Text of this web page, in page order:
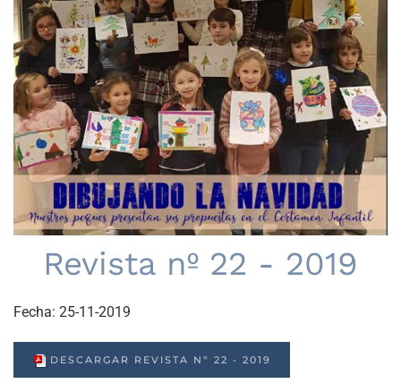
Revista nº 22 - 2019
Fecha: 25-11-2019
DESCARGAR REVISTA Nº 22 - 2019